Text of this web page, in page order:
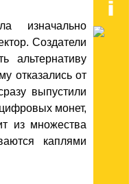
изначально
Создатели
альтернативу
отказались от
выпустили
монет,
из множества
каплями